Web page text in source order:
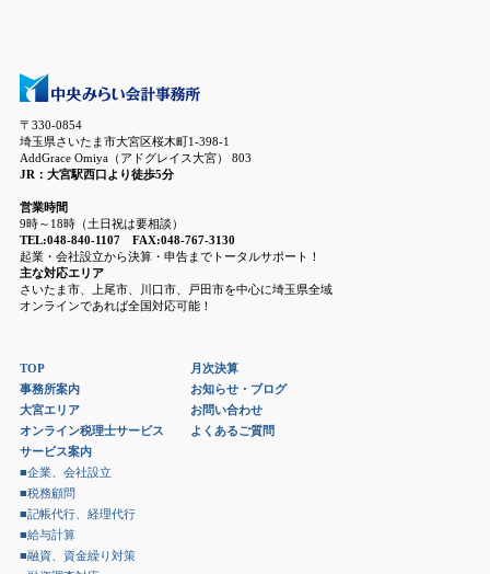
〒330-0854
埼玉県さいたま市大宮区桜木町1-398-1
AddGrace Omiya（アドグレイス大宮） 803
JR：大宮駅西口より徒歩5分
営業時間
9時～18時（土日祝は要相談）
TEL:048-840-1107 FAX:048-767-3130
起業・会社設立から決算・申告までトータルサポート！
主な対応エリア
さいたま市、上尾市、川口市、戸田市を中心に埼玉県全域
オンラインであれば全国対応可能！
TOP
事務所案内
大宮エリア
オンライン税理士サービス
サービス案内
■企業、会社設立
■税務顧問
■記帳代行、経理代行
■給与計算
■融資、資金繰り対策
月次決算
お知らせ・ブログ
お問い合わせ
よくあるご質問